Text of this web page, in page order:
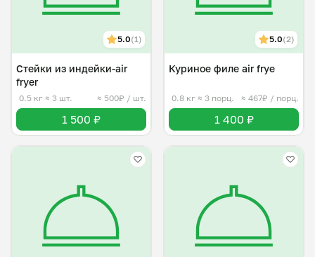
5.0(1)
Стейки из индейки-air
fryer
0.5 кг ≈ 3 шт. ≈ 500₽ / шт.
1 500 ₽
5.0(2)
Куриное филе air frye
0.8 кг ≈ 3 порц. ≈ 467₽ / порц.
1 400 ₽